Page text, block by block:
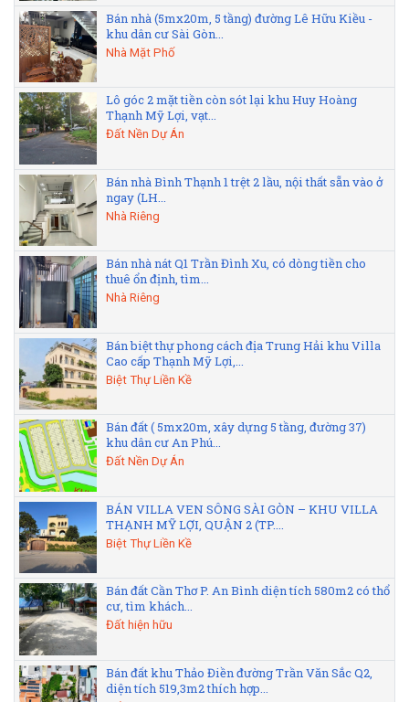
Bán nhà (5mx20m, 5 tầng) đường Lê Hữu Kiều -
khu dân cư Sài Gòn...
Nhà Mặt Phố
Lô góc 2 mặt tiền còn sót lại khu Huy Hoàng
Thạnh Mỹ Lợi, vạt...
Đất Nền Dự Án
Bán nhà Bình Thạnh 1 trệt 2 lầu, nội thất sẵn vào ở
ngay (LH...
Nhà Riêng
Bán nhà nát Q1 Trần Đình Xu, có dòng tiền cho
thuê ổn định, tìm...
Nhà Riêng
Bán biệt thự phong cách địa Trung Hải khu Villa
Cao cấp Thạnh Mỹ Lợi,...
Biệt Thự Liền Kề
Bán đất ( 5mx20m, xây dựng 5 tầng, đường 37)
khu dân cư An Phú...
Đất Nền Dự Án
BÁN VILLA VEN SÔNG SÀI GÒN – KHU VILLA
THẠNH MỸ LỢI, QUẬN 2 (TP....
Biệt Thự Liền Kề
Bán đất Cần Thơ P. An Bình diện tích 580m2 có thổ
cư, tìm khách...
Đất hiện hữu
Bán đất khu Thảo Điền đường Trần Văn Sắc Q2,
diện tích 519,3m2 thích hợp...